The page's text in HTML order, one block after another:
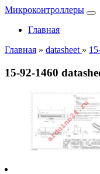
Микроконтроллеры
Главная
Главная » datasheet »
15-92-1460